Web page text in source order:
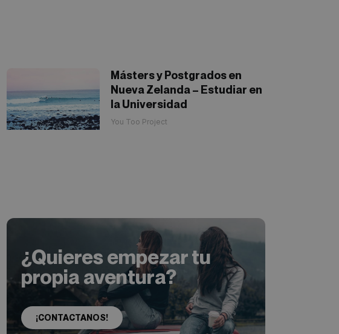
Másters y Postgrados en
Nueva Zelanda – Estudiar en
la Universidad
You Too Project
¿Quieres empezar tu
propia aventura?
¡CONTACTANOS!